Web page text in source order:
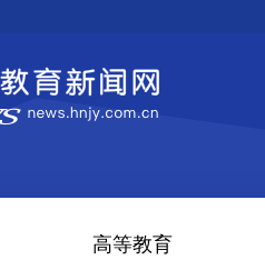
高等教育